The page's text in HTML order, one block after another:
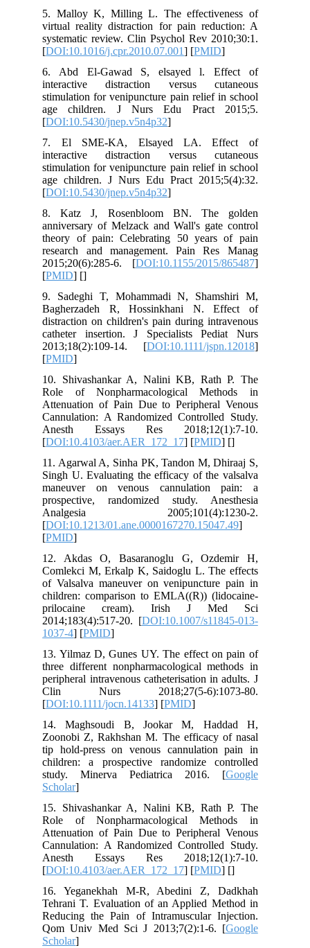
5. Malloy K, Milling L. The effectiveness of
virtual reality distraction for pain reduction: A
systematic review. Clin Psychol Rev 2010;30:1.
[DOI:10.1016/j.cpr.2010.07.001] [PMID
6. Abd El-Gawad S, elsayed l. Effect of
interactive distraction versus cutaneous
stimulation for venipuncture pain relief in school
age children. J Nurs Edu Pract 2015;5.
[DOI:10.5430/jnep.v5n4p32
7. El SME-KA, Elsayed LA. Effect of
interactive distraction versus cutaneous
stimulation for venipuncture pain relief in school
age children. J Nurs Edu Pract 2015;5(4):32.
[DOI:10.5430/jnep.v5n4p32
8. Katz J, Rosenbloom BN. The golden
anniversary of Melzack and Wall's gate control
theory of pain: Celebrating 50 years of pain
research and management. Pain Res Manag
2015;20(6):285-6. [DOI:10.1155/2015/865487
[PMID] [
9. Sadeghi T, Mohammadi N, Shamshiri M,
Bagherzadeh R, Hossinkhani N. Effect of
distraction on children's pain during intravenous
catheter insertion. J Specialists Pediat Nurs
2013;18(2):109-14. [DOI:10.1111/jspn.12018
[PMID
10. Shivashankar A, Nalini KB, Rath P. The
Role of Nonpharmacological Methods in
Attenuation of Pain Due to Peripheral Venous
Cannulation: A Randomized Controlled Study.
Anesth Essays Res 2018;12(1):7-10.
[DOI:10.4103/aer.AER_172_17] [PMID] [
11. Agarwal A, Sinha PK, Tandon M, Dhiraaj S,
Singh U. Evaluating the efficacy of the valsalva
maneuver on venous cannulation pain: a
prospective, randomized study. Anesthesia
Analgesia 2005;101(4):1230-2.
[DOI:10.1213/01.ane.0000167270.15047.49
[PMID
12. Akdas O, Basaranoglu G, Ozdemir H,
Comlekci M, Erkalp K, Saidoglu L. The effects
of Valsalva maneuver on venipuncture pain in
children: comparison to EMLA((R)) (lidocaine-
prilocaine cream). Irish J Med Sci
2014;183(4):517-20. [DOI:10.1007/s11845-013-
1037-4] [PMID
13. Yilmaz D, Gunes UY. The effect on pain of
three different nonpharmacological methods in
peripheral intravenous catheterisation in adults. J
Clin Nurs 2018;27(5-6):1073-80.
[DOI:10.1111/jocn.14133] [PMID
14. Maghsoudi B, Jookar M, Haddad H,
Zoonobi Z, Rakhshan M. The efficacy of nasal
tip hold-press on venous cannulation pain in
children: a prospective randomize controlled
study. Minerva Pediatrica 2016. [Google
Scholar
15. Shivashankar A, Nalini KB, Rath P. The
Role of Nonpharmacological Methods in
Attenuation of Pain Due to Peripheral Venous
Cannulation: A Randomized Controlled Study.
Anesth Essays Res 2018;12(1):7-10.
[DOI:10.4103/aer.AER_172_17] [PMID] [
16. Yeganekhah M-R, Abedini Z, Dadkhah
Tehrani T. Evaluation of an Applied Method in
Reducing the Pain of Intramuscular Injection.
Qom Univ Med Sci J 2013;7(2):1-6. [Google
Scholar